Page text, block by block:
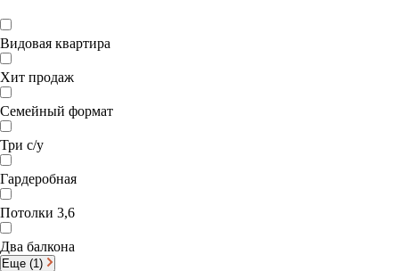
Видовая квартира
Хит продаж
Семейный формат
Три с/у
Гардеробная
Потолки 3,6
Два балкона
Еще (1)